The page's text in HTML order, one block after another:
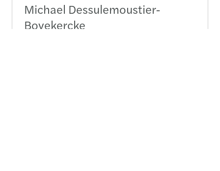
Michael Dessulemoustier-
Bovekercke